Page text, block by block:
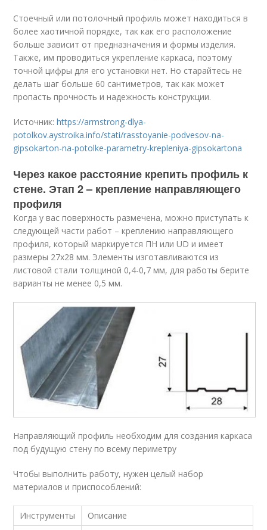
Стоечный или потолочный профиль может находиться в
более хаотичной порядке, так как его расположение
больше зависит от предназначения и формы изделия.
Также, им проводиться укрепление каркаса, поэтому
точной цифры для его установки нет. Но старайтесь не
делать шаг больше 60 сантиметров, так как может
пропасть прочность и надежность конструкции.
Источник:https://armstrong-dlya-
potolkov.aystroika.info/stati/rasstoyanie-podvesov-na-
gipsokarton-na-potolke-parametry-krepleniya-gipsokartona
Через какое расстояние крепить профиль к
стене. Этап 2 – крепление направляющего
профиля
Когда у вас поверхность размечена, можно приступать к
следующей части работ – креплению направляющего
профиля, который маркируется ПН или UD и имеет
размеры 27х28 мм. Элементы изготавливаются из
листовой стали толщиной 0,4-0,7 мм, для работы берите
варианты не менее 0,5 мм.
Направляющий профиль необходим для создания каркаса
под будущую стену по всему периметру
Чтобы выполнить работу, нужен целый набор
материалов и приспособлений:
Инструменты
Описание